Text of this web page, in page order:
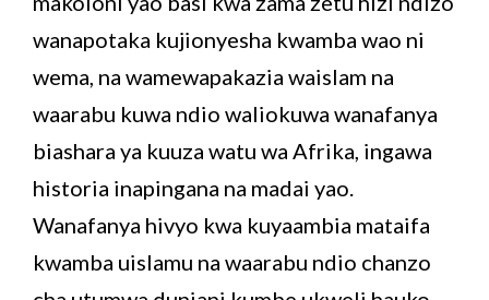
wanapotaka kujionyesha kwamba wao ni
wema, na wamewapakazia waislam na
waarabu kuwa ndio waliokuwa wanafanya
biashara ya kuuza watu wa Afrika, ingawa
historia inapingana na madai yao.
Wanafanya hivyo kwa kuyaambia mataifa
kwamba uislamu na waarabu ndio chanzo